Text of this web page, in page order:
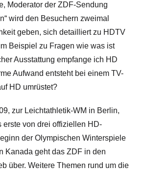
Moderator der ZDF-Sendung
wird den Besuchern zweimal
geben, sich detailliert zu HDTV
Beispiel zu Fragen wie was ist
Ausstattung empfange ich HD
Aufwand entsteht bei einem TV-
HD umrüstet?
zur Leichtathletik-WM in Berlin,
erste von drei offiziellen HD-
der Olympischen Winterspiele
Kanada geht das ZDF in den
über. Weitere Themen rund um die